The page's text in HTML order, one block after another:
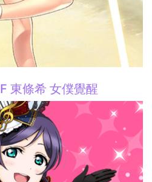
東條希 女僕覺醒